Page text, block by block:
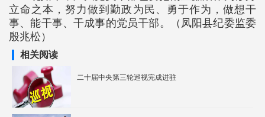
立命之本，努力做到勤政为民、勇于作为，做想干
事、能干事、干成事的党员干部。（凤阳县纪委监委
殷兆松）
相关阅读
二十届中央第三轮巡视完成进驻